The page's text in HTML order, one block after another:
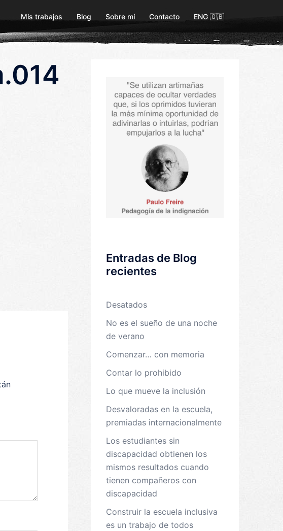
Mis trabajos Blog Sobre mí Contacto ENG 🇬🇧
Entradas de Blog
recientes
Desatados
No es el sueño de una noche
de verano
Comenzar… con memoria
Contar lo prohibido
Lo que mueve la inclusión
Desvaloradas en la escuela,
premiadas internacionalmente
Los estudiantes sin
discapacidad obtienen los
mismos resultados cuando
tienen compañeros con
discapacidad
Construir la escuela inclusiva
es un trabajo de todos